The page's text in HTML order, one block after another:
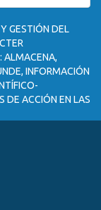
GESTIÓN DEL
ALMACENA,
INFORMACIÓN
DE ACCIÓN EN LAS